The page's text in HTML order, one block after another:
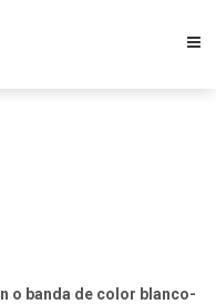
o banda de color blanco-